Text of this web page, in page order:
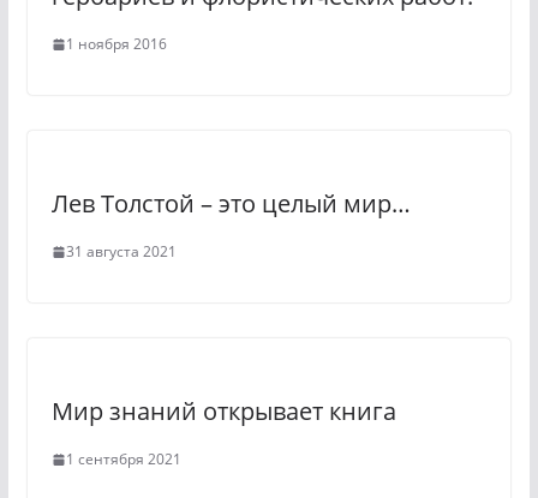
i 1 ноября 2016
Лев Толстой – это целый мир…
31 августа 2021
Мир знаний открывает книга
1 сентября 2021